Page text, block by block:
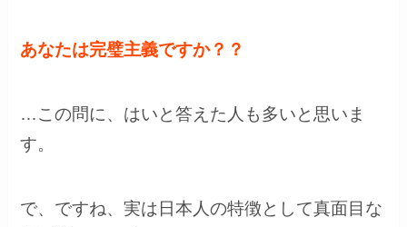
あなたは完璧主義ですか？？
…この問に、はいと答えた人も多いと思いま
す。
で、ですね、実は日本人の特徴として真面目な